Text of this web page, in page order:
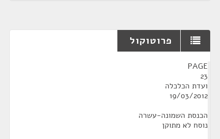
פרוטוקול
PAGE
23
ועדת הכלכלה
19/03/2012
הכנסת השמונה-עשרה
נוסח לא מתוקן